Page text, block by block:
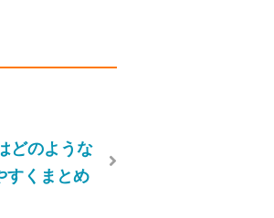
どのような
すくまとめ